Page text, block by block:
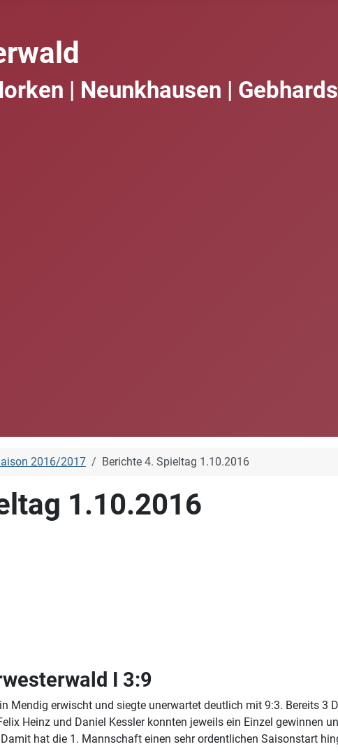
| Neunkhausen |
2016/2017 Berichte 4. Spieltag 1.10.2016
1.10.2016
I 3:9
Mendig erwischt und siegte unerwartet deutlich mit 9:3. Bereits 3
Heinz und Daniel Kessler konnten jeweils ein Einzel gewinnen
hat die 1. Mannschaft einen sehr ordentlichen Saisonstart